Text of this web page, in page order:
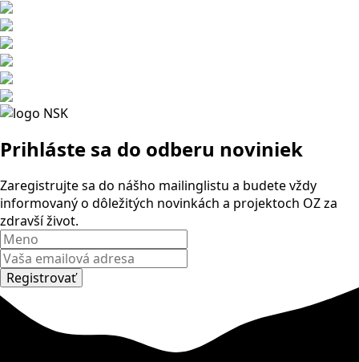
Prihláste sa do odberu noviniek
Zaregistrujte sa do nášho mailinglistu a budete vždy
informovaný o dôležitých novinkách a projektoch OZ za
zdravší život.
Registrovať